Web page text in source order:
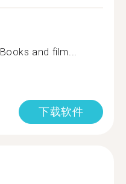
and film...
下载软件